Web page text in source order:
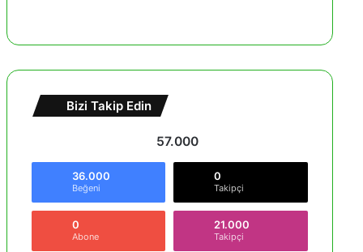
Bizi Takip Edin
57.000
36.000
Beğeni
0
Takipçi
0
Abone
21.000
Takipçi